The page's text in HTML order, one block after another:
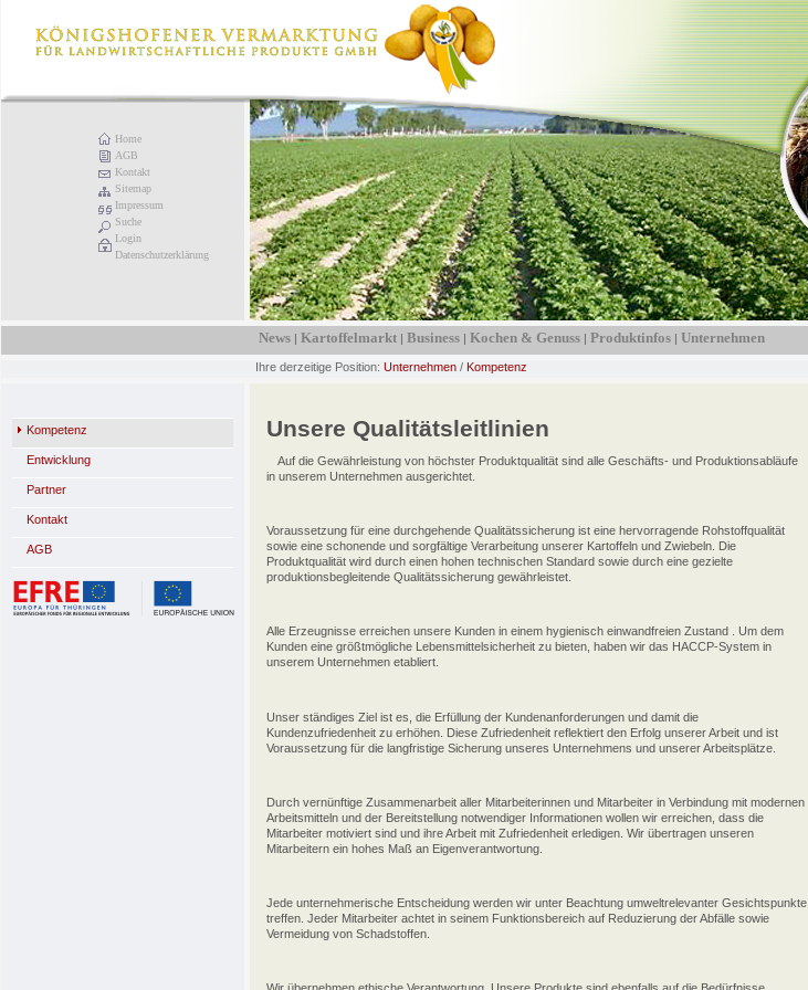
Home
AGB
Kontakt
Sitemap
Impressum
Suche
Login
Datenschutzerklärung
News | Kartoffelmarkt | Business | Kochen & Genuss | Produktinfos | Unternehmen
Ihre derzeitige Position: Unternehmen / Kompetenz
Kompetenz
Entwicklung
Partner
Kontakt
AGB
Unsere Qualitätsleitlinien
Auf die Gewährleistung von höchster Produktqualität sind alle Geschäfts- und Produktionsabläufe
in unserem Unternehmen ausgerichtet.
Voraussetzung für eine durchgehende Qualitätssicherung ist eine hervorragende Rohstoffqualität
sowie eine schonende und sorgfältige Verarbeitung unserer Kartoffeln und Zwiebeln. Die
Produktqualität wird durch einen hohen technischen Standard sowie durch eine gezielte
produktionsbegleitende Qualitätssicherung gewährleistet.
Alle Erzeugnisse erreichen unsere Kunden in einem hygienisch einwandfreien Zustand . Um dem
Kunden eine größtmögliche Lebensmittelsicherheit zu bieten, haben wir das HACCP-System in
unserem Unternehmen etabliert.
Unser ständiges Ziel ist es, die Erfüllung der Kundenanforderungen und damit die
Kundenzufriedenheit zu erhöhen. Diese Zufriedenheit reflektiert den Erfolg unserer Arbeit und ist
Voraussetzung für die langfristige Sicherung unseres Unternehmens und unserer Arbeitsplätze.
Durch vernünftige Zusammenarbeit aller Mitarbeiterinnen und Mitarbeiter in Verbindung mit modernen
Arbeitsmitteln und der Bereitstellung notwendiger Informationen wollen wir erreichen, dass die
Mitarbeiter motiviert sind und ihre Arbeit mit Zufriedenheit erledigen. Wir übertragen unseren
Mitarbeitern ein hohes Maß an Eigenverantwortung.
Jede unternehmerische Entscheidung werden wir unter Beachtung umweltrelevanter Gesichtspunkte
treffen. Jeder Mitarbeiter achtet in seinem Funktionsbereich auf Reduzierung der Abfälle sowie
Vermeidung von Schadstoffen.